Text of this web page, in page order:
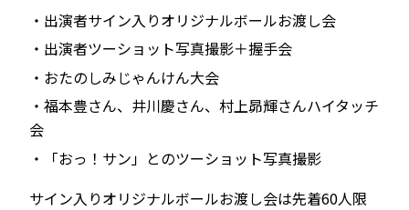
・出演者サイン入りオリジナルボールお渡し会
・出演者ツーショット写真撮影＋握手会
・おたのしみじゃんけん大会
・福本豊さん、井川慶さん、村上昴輝さんハイタッチ
会
・「おっ！サン」とのツーショット写真撮影
サイン入りオリジナルボールお渡し会は先着60人限